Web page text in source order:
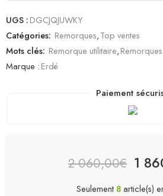
UGS :DGCJQJUWKY
Catégories: Remorques,Top ventes
Mots clés: Remorque utilitaire,Remorques
Marque :Erdé
Paiement
2 060,00€ 1
Seulement 8article(s)